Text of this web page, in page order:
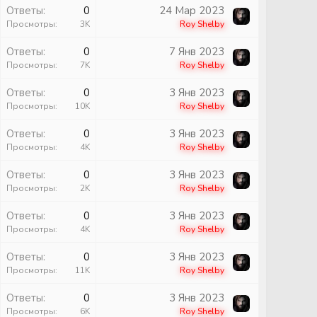
Ответы 0
Просмотры 3K
24 Мар 2023
Roy Shelby
Ответы 0
Просмотры 7K
7 Янв 2023
Roy Shelby
Ответы 0
Просмотры 10K
3 Янв 2023
Roy Shelby
Ответы 0
Просмотры 4K
3 Янв 2023
Roy Shelby
Ответы 0
Просмотры 2K
3 Янв 2023
Roy Shelby
Ответы 0
Просмотры 4K
3 Янв 2023
Roy Shelby
Ответы 0
Просмотры 11K
3 Янв 2023
Roy Shelby
Ответы 0
Просмотры 6K
3 Янв 2023
Roy Shelby